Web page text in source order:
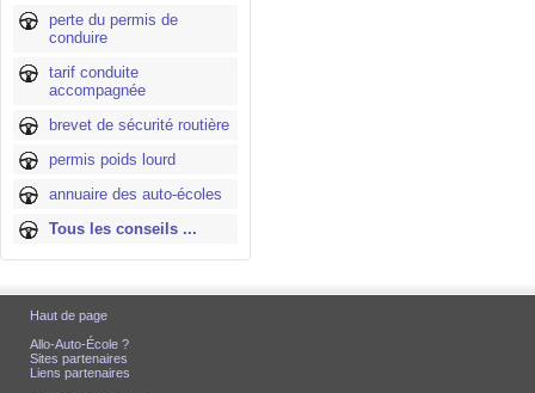
perte du permis de
conduire
tarif conduite
accompagnée
brevet de sécurité routière
permis poids lourd
annuaire des auto-écoles
Tous les conseils ...
Haut de page
Allo-Auto-École ?
Sites partenaires
Liens partenaires